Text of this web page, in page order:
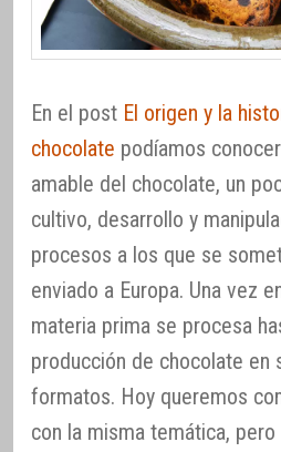
En el post El origen y la
chocolate podíamos
amable del chocolate, un
cultivo, desarrollo y
procesos a los que se
enviado a Europa. Una vez
materia prima se procesa
producción de chocolate en
formatos. Hoy queremos
con la misma temática,